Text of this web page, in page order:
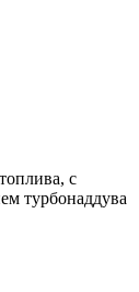
с
турбонаддува